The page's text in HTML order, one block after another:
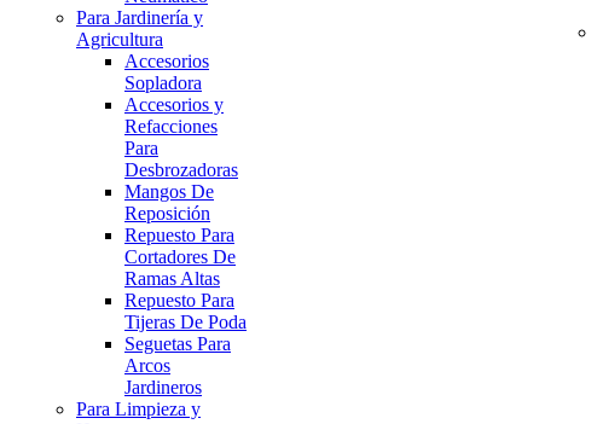
Para Jardinería y
Agricultura
Accesorios
Sopladora
Accesorios y
Refacciones
Para
Desbrozadoras
Mangos De
Reposición
Repuesto Para
Cortadores De
Ramas Altas
Repuesto Para
Tijeras De Poda
Seguetas Para
Arcos
Jardineros
Para Limpieza y